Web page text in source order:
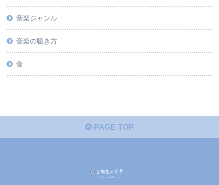
音楽ジャンル
音楽の聴き方
食
PAGE TOP